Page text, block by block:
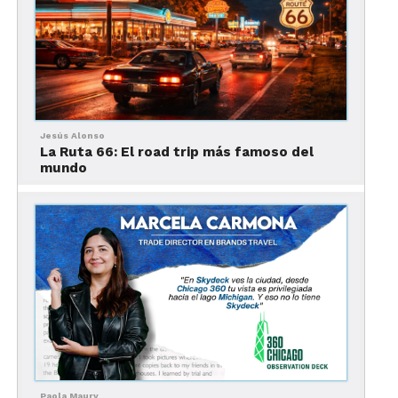
Uno de los mejores museos del mundo, tiene una
colección de más de 300 mil obras de distintos
periodos y orígenes, desde arte prehispánico
hasta pinturas de Andy Warhol. Explora toda su
colección en su canal de
Y así como este recinto es parte fundamental de la
identidad de la ciudad, también lo es el Skydeck,
Jesús Alonso
La Ruta 66: El road trip más famoso del
mundo
Paola Maury